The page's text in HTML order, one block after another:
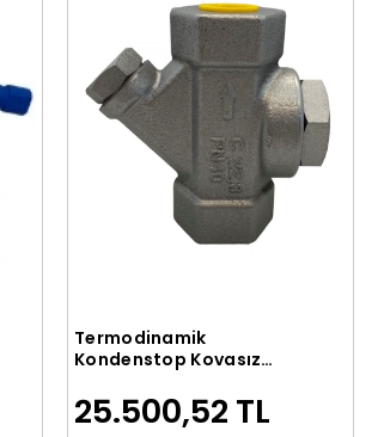
Sepete Ekle
Termodinamik
Kondenstop Kovasız
25.500,52 TL